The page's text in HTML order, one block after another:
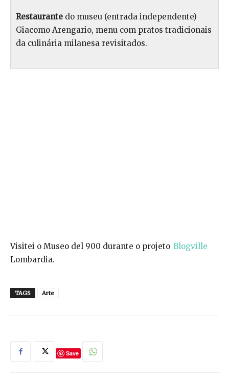
Restaurante do museu (entrada independente)
Giacomo Arengario, menu com pratos tradicionais
da culinária milanesa revisitados.
Visitei o Museo del 900 durante o projeto Blogville
Lombardia.
TAGS Arte
Save